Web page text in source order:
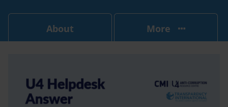
About More